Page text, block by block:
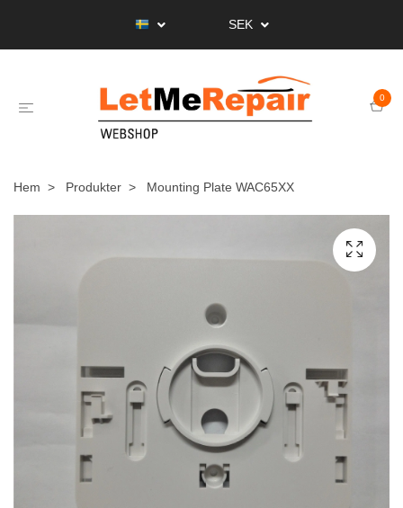
SEK
0
Hem Produkter Mounting Plate WAC65XX